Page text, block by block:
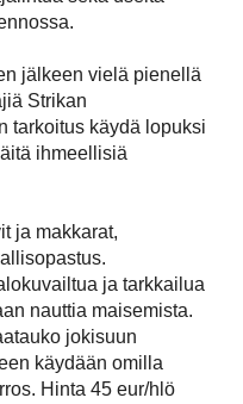
jälkeen vielä pienellä
Strikan
tarkoitus käydä lopuksi
ihmeellisiä
ja makkarat,
ja tarkkailua
nauttia maisemista.
jokisuun
käydään omilla
Hinta 45 eur/hlö